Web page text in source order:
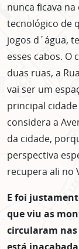
nunca ficava
tecnológico de
jogos d´água,
esses cabos. O
duas ruas, a
vai ser um
principal
considera a
da cidade,
perspectiva
recupera ali no
E foi
que viu as
circularam nas